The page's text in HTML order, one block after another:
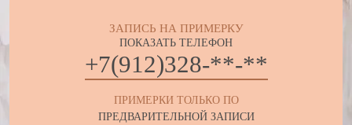
ЗАПИСЬ НА ПРИМЕРКУ
ПОКАЗАТЬ ТЕЛЕФОН
+7(912)328-**-**
ПРИМЕРКИ ТОЛЬКО ПО
ПРЕДВАРИТЕЛЬНОЙ ЗАПИСИ